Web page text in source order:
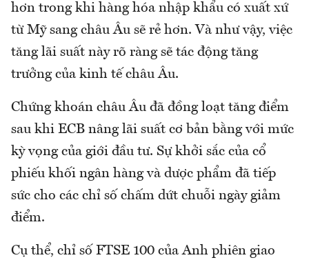
hơn trong khi hàng hóa nhập khẩu có xuất xứ
từ Mỹ sang châu Âu sẽ rẻ hơn. Và như vậy, việc
tăng lãi suất này rõ ràng sẽ tác động tăng
trưởng của kinh tế châu Âu.
Chứng khoán châu Âu đã đồng loạt tăng điểm
sau khi ECB nâng lãi suất cơ bản bằng với mức
kỳ vọng của giới đầu tư. Sự khởi sắc của cổ
phiếu khối ngân hàng và dược phẩm đã tiếp
sức cho các chỉ số chấm dứt chuỗi ngày giảm
điểm.
Cụ thể, chỉ số FTSE 100 của Anh phiên giao